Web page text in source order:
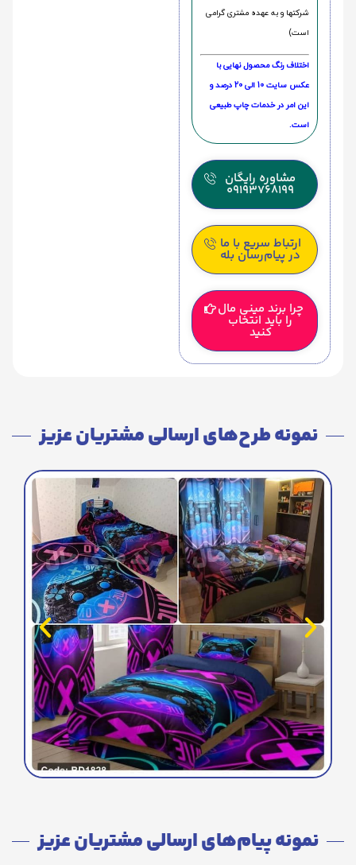
شرکتها و به عهده مشتری گرامی
است)
اختلاف رنگ محصول نهایی با
عکس سایت 10 الی 20 درصد و
این امر در خدمات چاپ طبیعی
است.
مشاوره رایگان
09193768199
ارتباط سریع با ما
در پیام‌رسان بله
چرا برند مینی مال
را باید انتخاب
کنید
نمونه طرح‌های ارسالی مشتریان عزیز
نمونه پیام‌های ارسالی مشتریان عزیز